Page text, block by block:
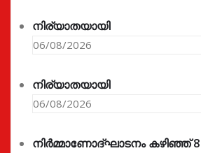
നിര്യാതയായി
06/08/2026
നിര്യാതയായി
06/08/2026
നിർമ്മാണോദ്ഘാടനം കഴിഞ്ഞ് 8